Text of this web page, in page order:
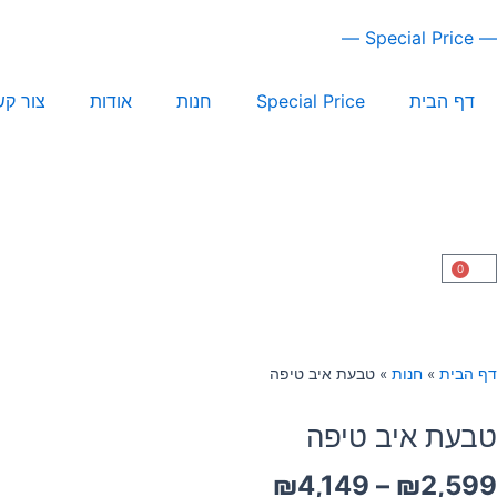
לתוכן
— Special Price —
דף הבית Special Price חנות אודות צור
0
עגלת
דף הבית » חנות » טבעת איב טיפה
טבעת איב טיפה
₪2,599
–
₪4,149